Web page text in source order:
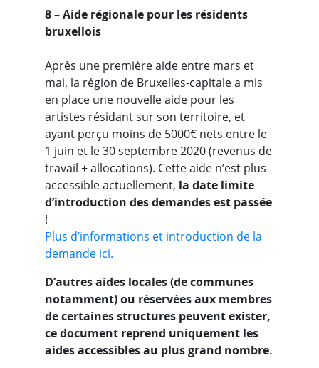
8 – Aide régionale pour les résidents
bruxellois
Après une première aide entre mars et
mai, la région de Bruxelles-capitale a mis
en place une nouvelle aide pour les
artistes résidant sur son territoire, et
ayant perçu moins de 5000€ nets entre le
1 juin et le 30 septembre 2020 (revenus de
travail + allocations). Cette aide n’est plus
accessible actuellement, la date limite
d’introduction des demandes est passée
!
Plus d’informations et introduction de la
demande ici.
D’autres aides locales (de communes
notamment) ou réservées aux membres
de certaines structures peuvent exister,
ce document reprend uniquement les
aides accessibles au plus grand nombre.